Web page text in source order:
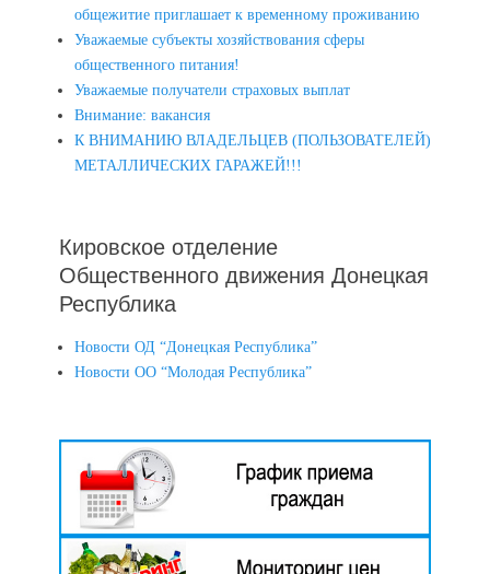
общежитие приглашает к временному проживанию
Уважаемые субъекты хозяйствования сферы
общественного питания!
Уважаемые получатели страховых выплат
Внимание: вакансия
К ВНИМАНИЮ ВЛАДЕЛЬЦЕВ (ПОЛЬЗОВАТЕЛЕЙ)
МЕТАЛЛИЧЕСКИХ ГАРАЖЕЙ!!!
Кировское отделение
Общественного движения Донецкая
Республика
Новости ОД “Донецкая Республика”
Новости ОО “Молодая Республика”